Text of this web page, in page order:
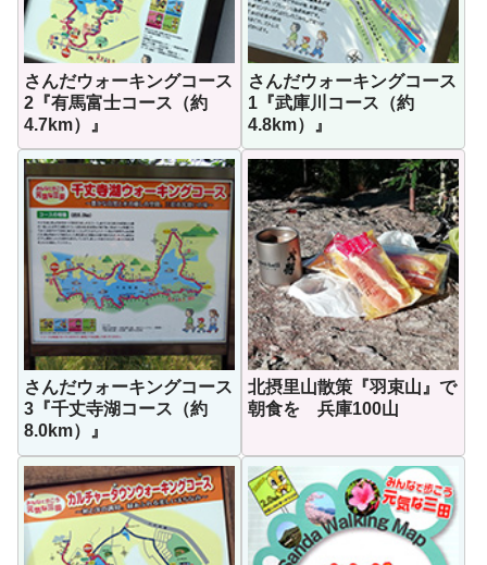
さんだウォーキングコース
2『有馬富士コース（約
4.7km）』
さんだウォーキングコース
1『武庫川コース（約
4.8km）』
さんだウォーキングコース
3『千丈寺湖コース（約
8.0km）』
北摂里山散策『羽束山』で
朝食を 兵庫100山